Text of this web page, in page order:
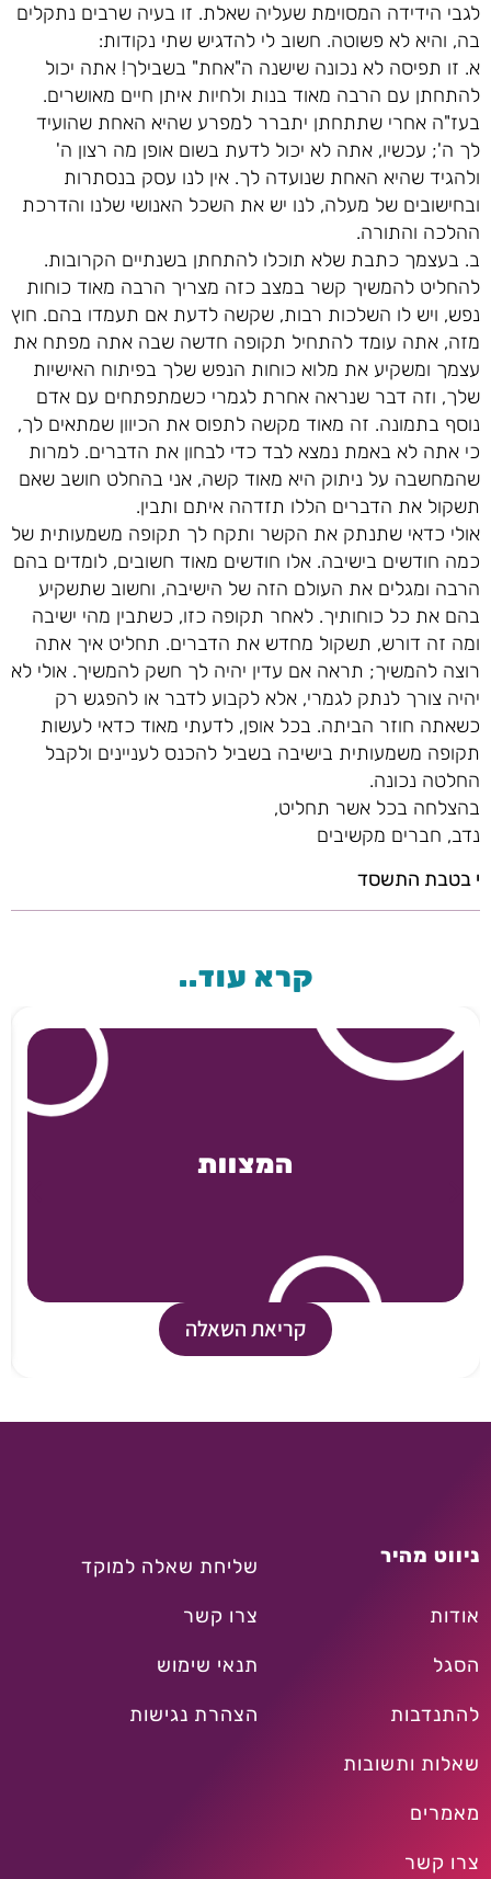
לגבי הידידה המסוימת שעליה שאלת. זו בעיה שרבים נתקלים
בה, והיא לא פשוטה. חשוב לי להדגיש שתי נקודות:
א. זו תפיסה לא נכונה שישנה ה"אחת" בשבילך! אתה יכול
להתחתן עם הרבה מאוד בנות ולחיות איתן חיים מאושרים.
בעז"ה אחרי שתתחתן יתברר למפרע שהיא האחת שהועיד
לך ה'; עכשיו, אתה לא יכול לדעת בשום אופן מה רצון ה'
ולהגיד שהיא האחת שנועדה לך. אין לנו עסק בנסתרות
ובחישובים של מעלה, לנו יש את השכל האנושי שלנו והדרכת
ההלכה והתורה.
ב. בעצמך כתבת שלא תוכלו להתחתן בשנתיים הקרובות.
להחליט להמשיך קשר במצב כזה מצריך הרבה מאוד כוחות
נפש, ויש לו השלכות רבות, שקשה לדעת אם תעמדו בהם. חוץ
מזה, אתה עומד להתחיל תקופה חדשה שבה אתה מפתח את
עצמך ומשקיע את מלוא כוחות הנפש שלך בפיתוח האישיות
שלך, וזה דבר שנראה אחרת לגמרי כשמתפתחים עם אדם
נוסף בתמונה. זה מאוד מקשה לתפוס את הכיוון שמתאים לך,
כי אתה לא באמת נמצא לבד כדי לבחון את הדברים. למרות
שהמחשבה על ניתוק היא מאוד קשה, אני בהחלט חושב שאם
תשקול את הדברים הללו תזדהה איתם ותבין.
אולי כדאי שתנתק את הקשר ותקח לך תקופה משמעותית של
כמה חודשים בישיבה. אלו חודשים מאוד חשובים, לומדים בהם
הרבה ומגלים את העולם הזה של הישיבה, וחשוב שתשקיע
בהם את כל כוחותיך. לאחר תקופה כזו, כשתבין מהי ישיבה
ומה זה דורש, תשקול מחדש את הדברים. תחליט איך אתה
רוצה להמשיך; תראה אם עדין יהיה לך חשק להמשיך. אולי לא
יהיה צורך לנתק לגמרי, אלא לקבוע לדבר או להפגש רק
כשאתה חוזר הביתה. בכל אופן, לדעתי מאוד כדאי לעשות
תקופה משמעותית בישיבה בשביל להכנס לעניינים ולקבל
החלטה נכונה.
בהצלחה בכל אשר תחליט,
נדב, חברים מקשיבים
י בטבת התשסד
קרא עוד..
המצוות
קריאת השאלה
ניווט מהיר
אודות
הסגל
להתנדבות
שאלות ותשובות
מאמרים
צרו קשר
שליחת שאלה למוקד
צרו קשר
תנאי שימוש
הצהרת נגישות